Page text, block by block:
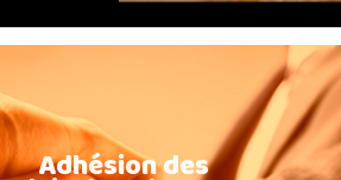
Adhésion des